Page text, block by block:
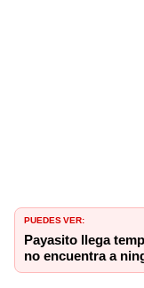
PUEDES VER:
Payasito llega
no encuentra a